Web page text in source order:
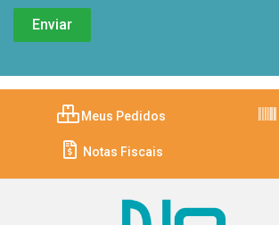
Meus Pedidos
Notas Fiscais